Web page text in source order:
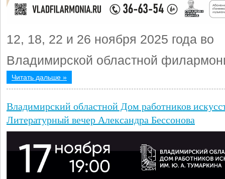
12, 18, 22 и 26 ноября 2025 года во
Владимирской областной
Читать дальше »
Владимирский областной Дом работников
Литературный вечер Александра Бессонова